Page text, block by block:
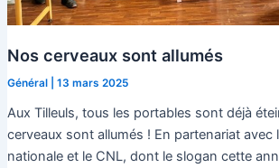
Nos cerveaux sont allumés
Général| 13 mars 2025
Aux Tilleuls, tous les portables sont déjà
cerveaux sont allumés ! En partenariat avec
nationale et le CNL, dont le slogan cette